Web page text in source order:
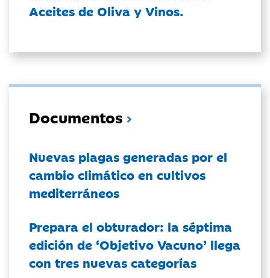
Aceites de Oliva y Vinos.
Documentos
Nuevas plagas generadas por el
cambio climático en cultivos
mediterráneos
Prepara el obturador: la séptima
edición de ‘Objetivo Vacuno’ llega
con tres nuevas categorías